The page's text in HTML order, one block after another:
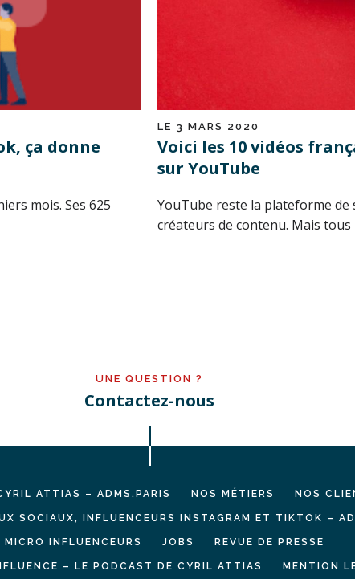
ça donne
mois. Ses 625
LE 3 MARS 2020
Voici les 10 vidéos
sur YouTube
YouTube reste la plateforme
créateurs de contenu. Mais tous
UNE QUESTION ?
Contactez-nous
ATTIAS – ADMS.PARIS NOS MÉTIERS NOS
SOCIAUX, INFLUENCEURS INSTAGRAM ET TIKTOK –
MICRO INFLUENCEURS JOBS REVUE DE PRESSE
– LE PODCAST DE CYRIL ATTIAS MENTION